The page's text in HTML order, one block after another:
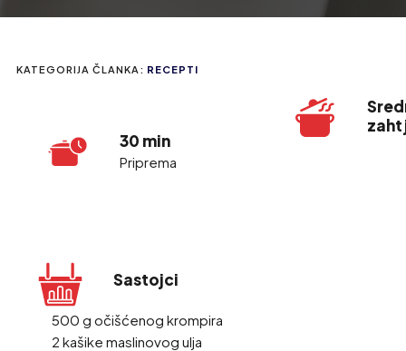
KATEGORIJA ČLANKA: RECEPTI
30 min
Priprema
Sastojci
500 g očišćenog krompira
2 kašike maslinovog ulja